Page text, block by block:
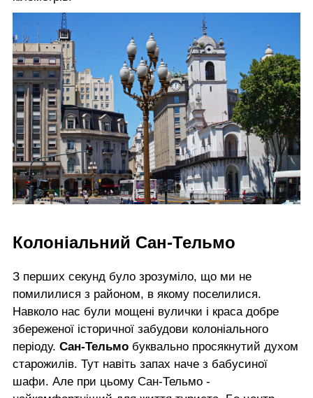
Колоніальний Сан-Тельмо
З перших секунд було зрозуміло, що ми не
помилилися з районом, в якому поселилися.
Навколо нас були мощені вулички і краса добре
збереженої історичної забудови колоніального
періоду. Сан-Тельмо буквально просякнутий духом
старожилів. Тут навіть запах наче з бабусиної
шафи. Але при цьому Сан-Тельмо -